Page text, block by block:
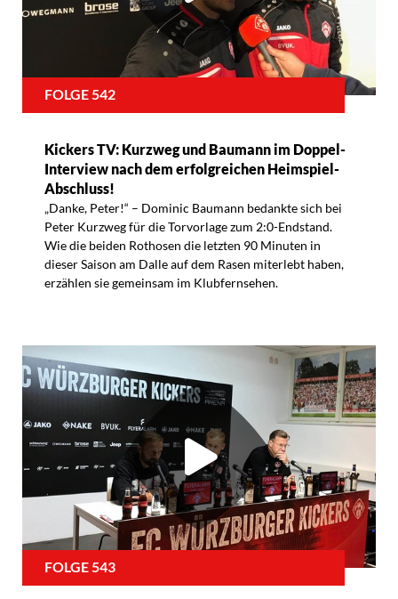
FOLGE 542
Kickers TV: Kurzweg und Baumann im Doppel-
Interview nach dem erfolgreichen Heimspiel-
Abschluss!
„Danke, Peter!“ – Dominic Baumann bedankte sich bei
Peter Kurzweg für die Torvorlage zum 2:0-Endstand.
Wie die beiden Rothosen die letzten 90 Minuten in
dieser Saison am Dalle auf dem Rasen miterlebt haben,
erzählen sie gemeinsam im Klubfernsehen.
FOLGE 543